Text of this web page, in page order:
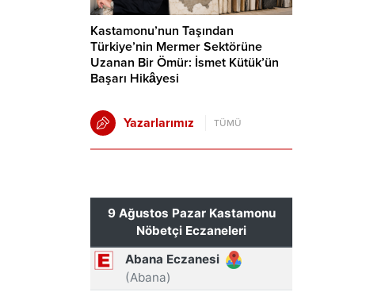
Kastamonu’nun Taşından
Türkiye’nin Mermer Sektörüne
Uzanan Bir Ömür: İsmet Kütük’ün
Başarı Hikâyesi
Yazarlarımız TÜMÜ